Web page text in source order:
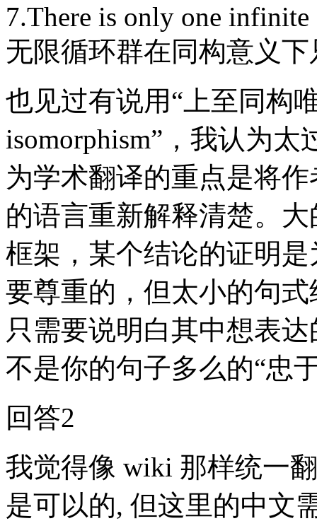
7.There is only one
无限循环群在同构意义
也见过有说用“上至同构
isomorphism”，我认为
为学术翻译的重点是将
的语言重新解释清楚。
框架，某个结论的证明
要尊重的，但太小的句
只需要说明白其中想表
不是你的句子多么的“忠
回答2
我觉得像 wiki 那样统一
是可以的, 但这里的中文